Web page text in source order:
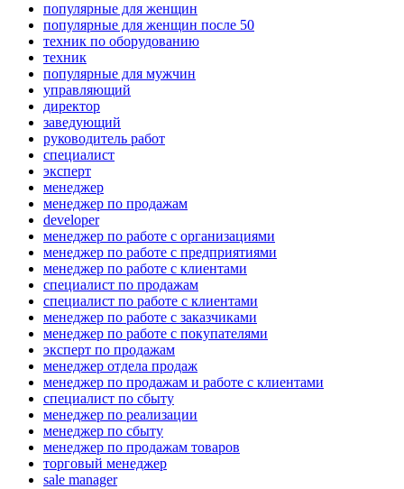
популярные для женщин
популярные для женщин после 50
техник по оборудованию
техник
популярные для мужчин
управляющий
директор
заведующий
руководитель работ
специалист
эксперт
менеджер
менеджер по продажам
developer
менеджер по работе с организациями
менеджер по работе с предприятиями
менеджер по работе с клиентами
специалист по продажам
специалист по работе с клиентами
менеджер по работе с заказчиками
менеджер по работе с покупателями
эксперт по продажам
менеджер отдела продаж
менеджер по продажам и работе с клиентами
специалист по сбыту
менеджер по реализации
менеджер по сбыту
менеджер по продажам товаров
торговый менеджер
sale manager